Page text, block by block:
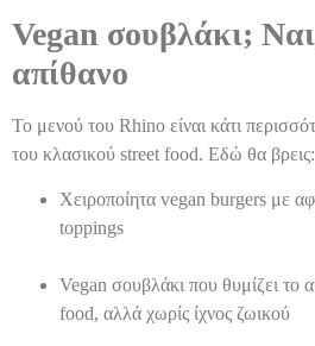
Vegan σουβλάκι;
απίθανο
Το μενού του Rhino είναι κάτι
του κλασικού street food. Εδώ θα βρεις:
Χειροποίητα vegan burgers με
toppings
Vegan σουβλάκι που θυμίζει το
food, αλλά χωρίς ίχνος ζωικού